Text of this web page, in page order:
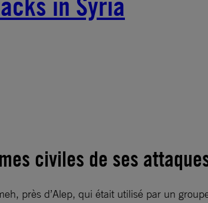
civiles de ses
près d’Alep, qui était utilisé par un